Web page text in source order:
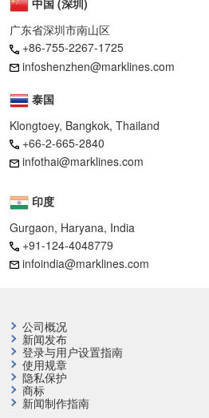
中国 (深圳)
广东省深圳市南山区
+86-755-2267-1725
infoshenzhen@marklines.com
泰国
Klongtoey, Bangkok, Thailand
+66-2-665-2840
infothai@marklines.com
印度
Gurgaon, Haryana, India
+91-124-4048779
infoindia@marklines.com
公司概况
新闻发布
登录与用户设置指南
使用规章
隐私保护
商标
新闻制作指南